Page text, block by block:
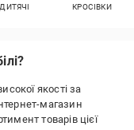
КРОСІВКИ
якості за
магазин
товарів цієї